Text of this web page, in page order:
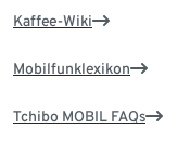
Kaffee-Wiki
Mobilfunklexikon
Tchibo MOBIL FAQs